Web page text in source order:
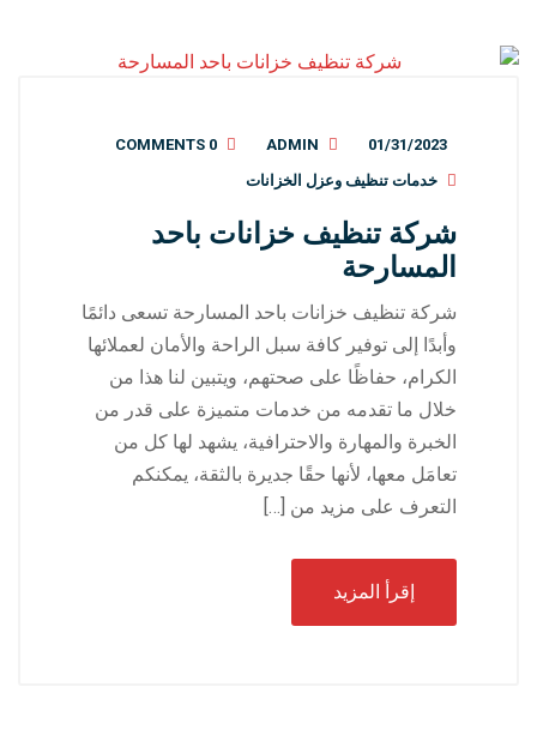
01/31/2023
ADMIN
0 COMMENTS
خدمات تنظيف وعزل الخزانات
شركة تنظيف خزانات باحد
المسارحة
شركة تنظيف خزانات باحد المسارحة تسعى دائمًا
وأبدًا إلى توفير كافة سبل الراحة والأمان لعملائها
الكرام، حفاظًا على صحتهم، ويتبين لنا هذا من
خلال ما تقدمه من خدمات متميزة على قدر من
الخبرة والمهارة والاحترافية، يشهد لها كل من
تعامَل معها، لأنها حقًا جديرة بالثقة، يمكنكم
التعرف على مزيد من […]
إقرأ المزيد